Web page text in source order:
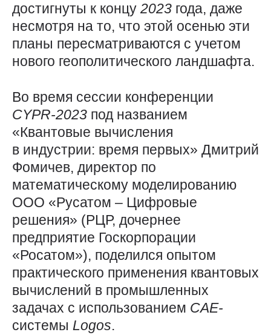
достигнуты к концу 2023 года, даже
несмотря на то, что этой осенью эти
планы пересматриваются с учетом
нового геополитического ландшафта.
Во время сессии конференции
CYPR-2023 под названием
«Квантовые вычисления
в индустрии: время первых» Дмитрий
Фомичев, директор по
математическому моделированию
ООО «Русатом – Цифровые
решения» (РЦР, дочернее
предприятие Госкорпорации
«Росатом»), поделился опытом
практического применения квантовых
вычислений в промышленных
задачах с использованием CAE-
системы Logos.